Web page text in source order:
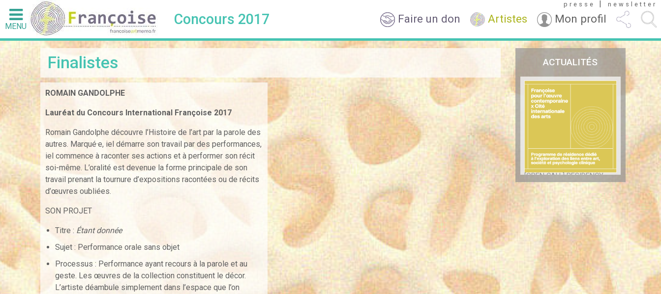
MENU Concours 2017 Faire un don Artistes Mon profil
presse | newsletter
Finalistes
ROMAIN GANDOLPHE
Lauréat du Concours International Françoise 2017
Romain Gandolphe découvre l’Histoire de l’art par la parole des
autres. Marqué·e, iel démarre son travail par des performances,
iel commence à raconter ses actions et à performer son récit
soi-même. L’oralité est devenue la forme principale de son
travail prenant la tournure d’expositions racontées ou de récits
d’œuvres oubliées.
SON PROJET
Titre : Étant donnée
Sujet : Performance orale sans objet
Processus : Performance ayant recours à la parole et au
geste. Les œuvres de la collection constituent le décor.
L’artiste déambule simplement dans l’espace que l’on
ACTUALITÉS
[OPEN CALL] RESIDENCY
FRANÇOISE X CITÉ DES
ARTS
9 juillet 2026